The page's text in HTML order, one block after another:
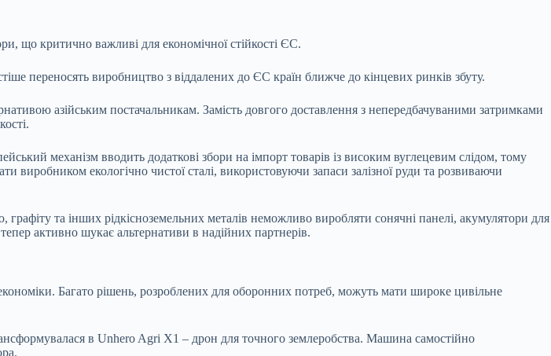
що критично важливі для економічної стійкості ЄС.
переносять виробництво з віддалених до ЄС країн ближче до кінцевих ринків збуту.
азійським постачальникам. Замість довгого доставлення з непередбачуваними затримками
механізм вводить додаткові збори на імпорт товарів із високим вуглецевим слідом, тому
виробником екологічно чистої сталі, використовуючи запаси залізної руди та розвиваючи
та інших рідкісноземельних металів неможливо виробляти сонячні панелі, акумулятори для
активно шукає альтернативи в надійних партнерів.
Багато рішень, розроблених для оборонних потреб, можуть мати широке цивільне
в Unhero Agri X1 – дрон для точного землеробства. Машина самостійно